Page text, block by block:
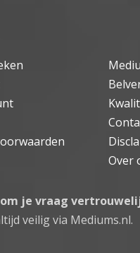
Over
je vraag
veilig via Mediums.nl.